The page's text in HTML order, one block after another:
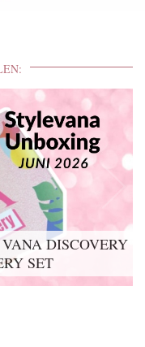
DISCOVERY
SET